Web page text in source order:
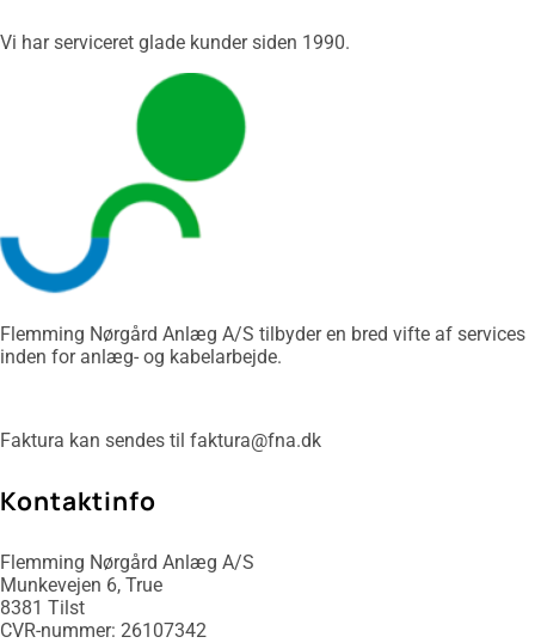
Vi har serviceret glade kunder siden 1990.
Flemming Nørgård Anlæg A/S tilbyder en bred vifte af services
inden for anlæg- og kabelarbejde.
Faktura kan sendes til faktura@fna.dk
​Kontaktinfo
Flemming Nørgård Anlæg A/S
Munkevejen 6, True
​8381 Tilst
CVR-nummer: 26107342